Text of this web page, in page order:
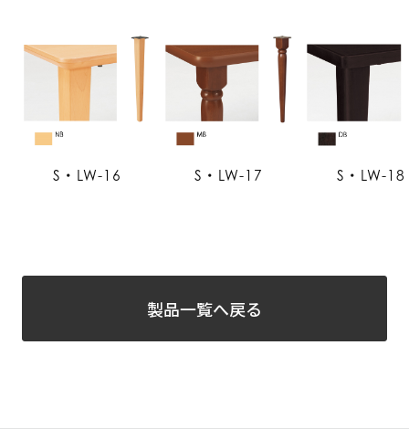
S・LW-16 S・LW-17 S・LW-18
製品一覧へ戻る